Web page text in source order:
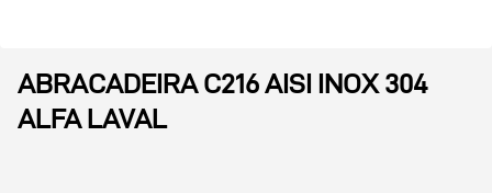
ABRACADEIRA C216 AISI INOX 304
ALFA LAVAL